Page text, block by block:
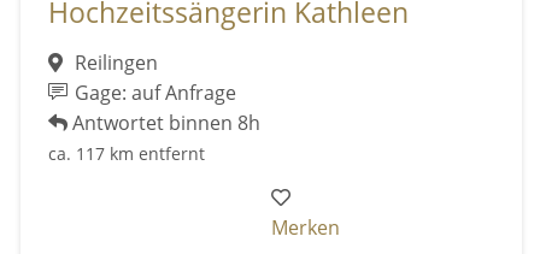
Hochzeitssängerin Kathleen
Reilingen
Gage: auf Anfrage
Antwortet binnen 8h
ca. 117 km entfernt
Merken